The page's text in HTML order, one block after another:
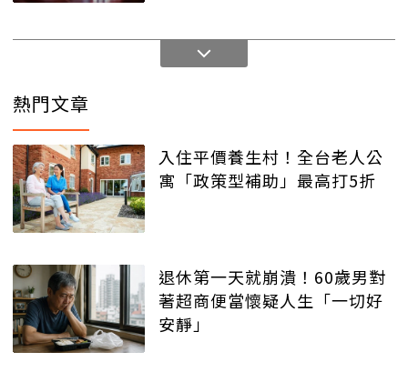
熱門文章
入住平價養生村！全台老人公
寓「政策型補助」最高打5折
退休第一天就崩潰！60歲男對
著超商便當懷疑人生「一切好
安靜」